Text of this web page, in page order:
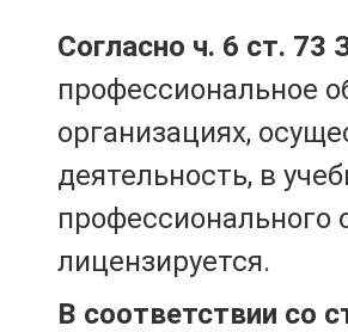
Согласно ч. 6 ст. 73
профессиональное
организациях,
деятельность, в
профессионального
лицензируется.
В соответствии со